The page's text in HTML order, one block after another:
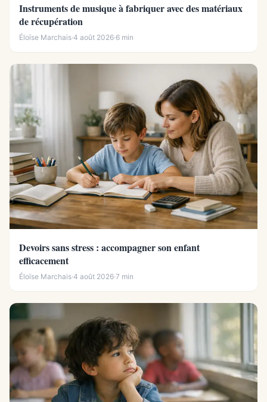
Instruments de musique à fabriquer avec des matériaux
de récupération
Éloïse Marchais·4 août 2026·6 min
Devoirs sans stress : accompagner son enfant
efficacement
Éloïse Marchais·4 août 2026·7 min